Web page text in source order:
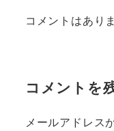
コメントはあり
コメントを
メールアドレス